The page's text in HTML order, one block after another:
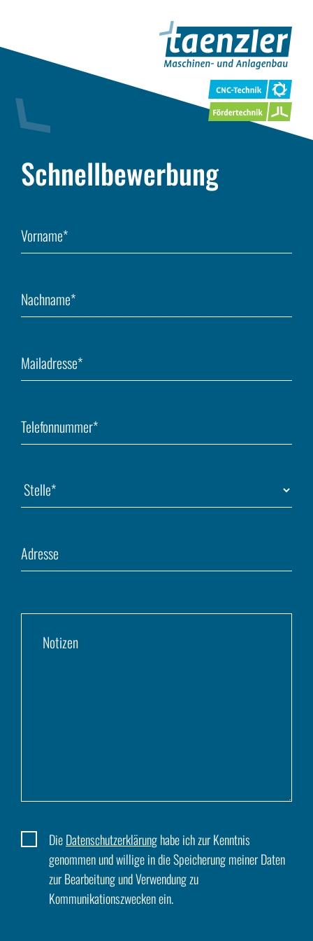
Schnellbewerbung
DieDatenschutzerklärunghabe ich zur Kenntnis
genommen und willige in die Speicherung meiner Daten
zur Bearbeitung und Verwendung zu
Kommunikationszwecken ein.